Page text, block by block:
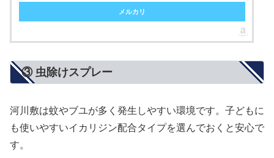
メルカリ
③ 虫除けスプレー
河川敷は蚊やブユが多く発生しやすい環境です。子どもに
も使いやすいイカリジン配合タイプを選んでおくと安心で
す。